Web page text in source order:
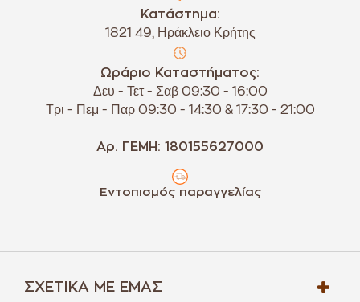
Κατάστημα:
1821 49, Ηράκλειο Κρήτης
Ωράριο Καταστήματος:
Δευ - Τετ - Σαβ 09:30 - 16:00
Τρι - Πεμ - Παρ 09:30 - 14:30 & 17:30 - 21:00
Αρ. ΓΕΜΗ: 180155627000
Εντοπισμός παραγγελίας
ΣΧΕΤΙΚΆ ΜΕ ΕΜΆΣ